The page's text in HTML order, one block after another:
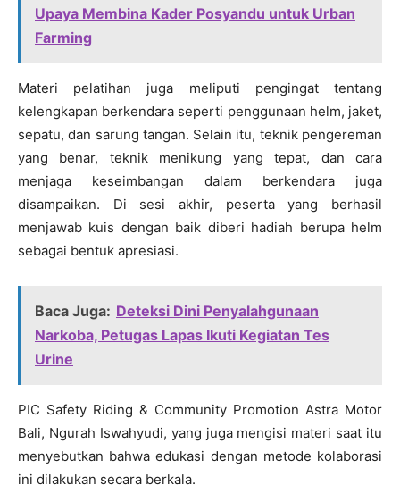
Upaya Membina Kader Posyandu untuk Urban
Farming
Materi pelatihan juga meliputi pengingat tentang
kelengkapan berkendara seperti penggunaan helm, jaket,
sepatu, dan sarung tangan. Selain itu, teknik pengereman
yang benar, teknik menikung yang tepat, dan cara
menjaga keseimbangan dalam berkendara juga
disampaikan. Di sesi akhir, peserta yang berhasil
menjawab kuis dengan baik diberi hadiah berupa helm
sebagai bentuk apresiasi.
Baca Juga: Deteksi Dini Penyalahgunaan
Narkoba, Petugas Lapas Ikuti Kegiatan Tes
Urine
PIC Safety Riding & Community Promotion Astra Motor
Bali, Ngurah Iswahyudi, yang juga mengisi materi saat itu
menyebutkan bahwa edukasi dengan metode kolaborasi
ini dilakukan secara berkala.